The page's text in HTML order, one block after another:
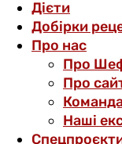
Дієти
Добірки
Про нас
Про
Про
Наші